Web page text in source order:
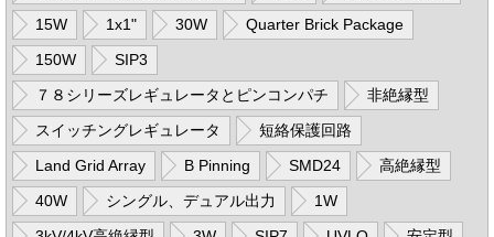
15W
1x1" 30W
Quarter Brick Package
150W
SIP3
７８シリーズレギュレータとピンコンパチ
非絶縁型
スイッチングレギュレータ
短絡保護回路
Land Grid Array
B Pinning SMD24
高絶縁型
40W
シングル、デュアル出力
1W